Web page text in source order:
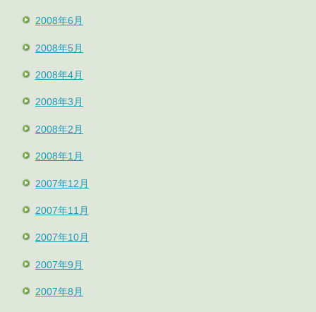
2008年6月
2008年5月
2008年4月
2008年3月
2008年2月
2008年1月
2007年12月
2007年11月
2007年10月
2007年9月
2007年8月